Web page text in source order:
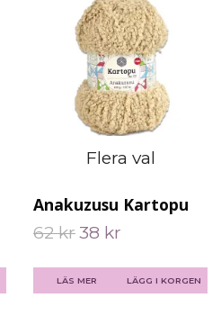
Flera val
Anakuzusu Kartopu
62 kr38 kr
LÄS MER LÄGG I KORGEN